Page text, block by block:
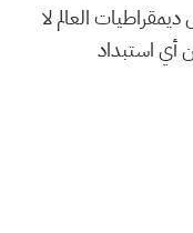
العالم لا
أي استبداد